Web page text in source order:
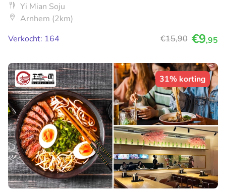
Yi Mian Soju
Arnhem (2km)
Verkocht: 164
€15,90 €9,95
31% korting